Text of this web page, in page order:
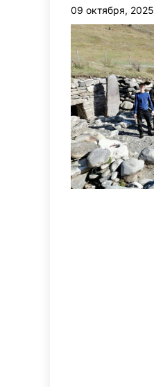
09 октября, 2025